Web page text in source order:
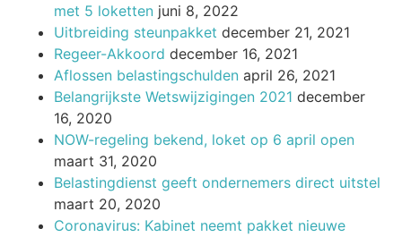
met 5 loketten juni 8, 2022
Uitbreiding steunpakket december 21, 2021
Regeer-Akkoord december 16, 2021
Aflossen belastingschulden april 26, 2021
Belangrijkste Wetswijzigingen 2021 december
16, 2020
NOW-regeling bekend, loket op 6 april open
maart 31, 2020
Belastingdienst geeft ondernemers direct uitstel
maart 20, 2020
Coronavirus: Kabinet neemt pakket nieuwe